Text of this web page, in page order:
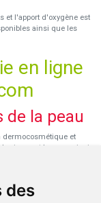
des
et l'apport d'oxygène est
ainsi que les
en ligne
de la peau
dermocosmétique et
visage et le corps ainsi
les soins pour
références SVR